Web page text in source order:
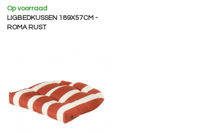
Op voorraad
LIGBEDKUSSEN 189X57CM -
ROMA RUST